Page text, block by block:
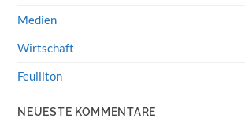
Medien
Wirtschaft
Feuillton
NEUESTE KOMMENTARE